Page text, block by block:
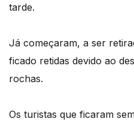
tarde.
Já começaram, a ser
ficado retidas devido ao
rochas.
Os turistas que ficaram